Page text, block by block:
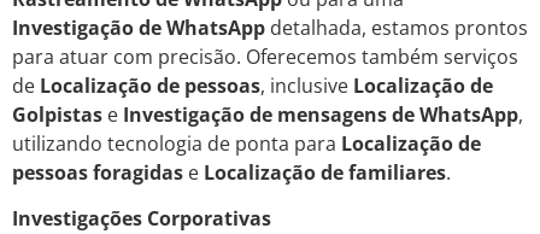
Investigação de WhatsApp detalhada, estamos prontos
para atuar com precisão. Oferecemos também serviços
de Localização de pessoas, inclusive Localização de
Golpistas e Investigação de mensagens de WhatsApp,
utilizando tecnologia de ponta para Localização de
pessoas foragidas e Localização de familiares.
Investigações Corporativas